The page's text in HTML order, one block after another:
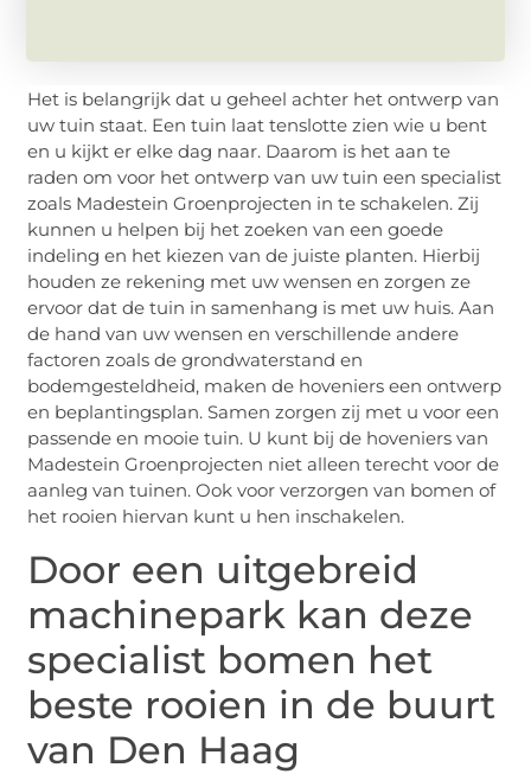
Het is belangrijk dat u geheel achter het ontwerp van
uw tuin staat. Een tuin laat tenslotte zien wie u bent
en u kijkt er elke dag naar. Daarom is het aan te
raden om voor het ontwerp van uw tuin een specialist
zoals Madestein Groenprojecten in te schakelen. Zij
kunnen u helpen bij het zoeken van een goede
indeling en het kiezen van de juiste planten. Hierbij
houden ze rekening met uw wensen en zorgen ze
ervoor dat de tuin in samenhang is met uw huis. Aan
de hand van uw wensen en verschillende andere
factoren zoals de grondwaterstand en
bodemgesteldheid, maken de hoveniers een ontwerp
en beplantingsplan. Samen zorgen zij met u voor een
passende en mooie tuin. U kunt bij de hoveniers van
Madestein Groenprojecten niet alleen terecht voor de
aanleg van tuinen. Ook voor verzorgen van bomen of
het rooien hiervan kunt u hen inschakelen.
Door een uitgebreid
machinepark kan deze
specialist bomen het
beste rooien in de buurt
van Den Haag